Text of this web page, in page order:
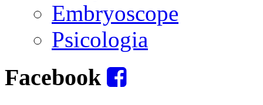
Embryoscope
Psicologia
Facebook